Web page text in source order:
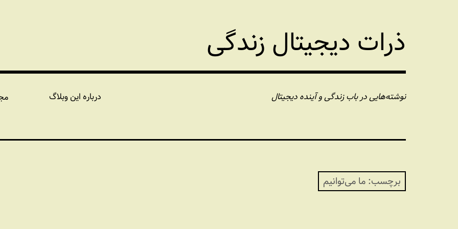
ذرات دیجیتال زندگی
نوشته‌هایی در باب زندگی و آینده دیجیتال درباره این وبلاگ
برچسب:ما می‌توانیم